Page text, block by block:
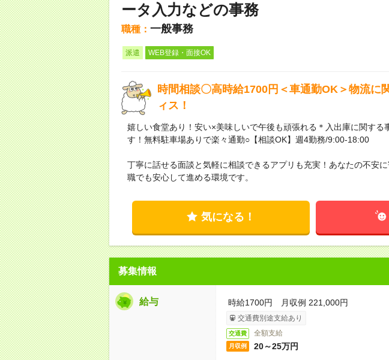
ータ入力などの事務
職種： 一般事務
派遣 WEB登録・面接OK
時間相談〇高時給1700円＜車通勤OK＞物流に
ィス！
嬉しい食堂あり！安い×美味しいで午後も頑張れる＊入出庫に関する
す！無料駐車場ありで楽々通勤○【相談OK】週4勤務/9:00‐18:00
丁寧に話せる面談と気軽に相談できるアプリも充実！あなたの不安
職でも安心して進める環境です。
気になる！
募集情報
給与 時給1700円 月収例 221,000円
交通費別途支給あり
交通費 全額支給
月収例 20～25万円